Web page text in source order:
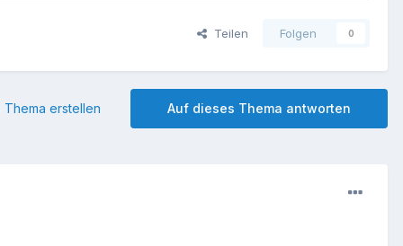
Teilen Folgen 0
Auf dieses Thema antworten
Thema erstellen